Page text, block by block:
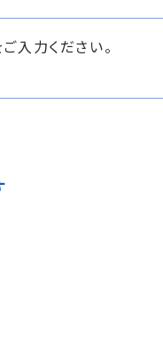
入力ください。